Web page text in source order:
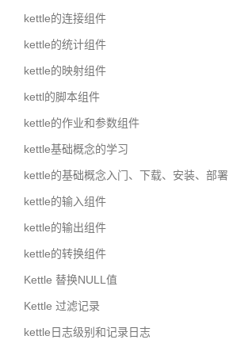
kettle的连接组件
kettle的统计组件
kettle的映射组件
kettl的脚本组件
kettle的作业和参数组件
kettle基础概念的学习
kettle的基础概念入门、下载、安装、部署
kettle的输入组件
kettle的输出组件
kettle的转换组件
Kettle 替换NULL值
Kettle 过滤记录
kettle日志级别和记录日志